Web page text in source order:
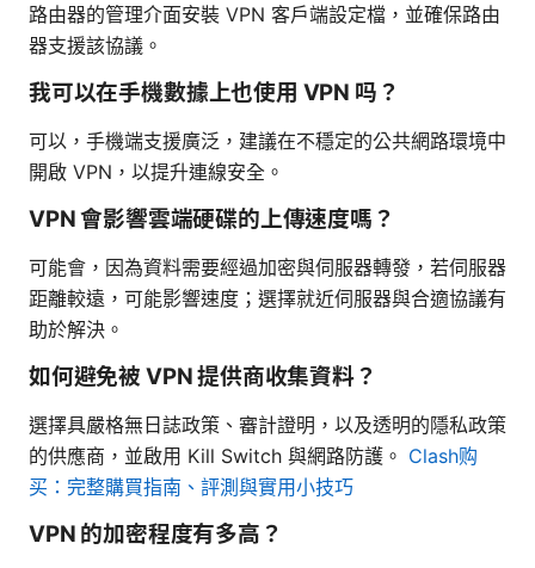
路由器的管理介面安裝 VPN 客戶端設定檔，並確保路由
器支援該協議。
我可以在手機數據上也使用 VPN 吗？
可以，手機端支援廣泛，建議在不穩定的公共網路環境中
開啟 VPN，以提升連線安全。
VPN 會影響雲端硬碟的上傳速度嗎？
可能會，因為資料需要經過加密與伺服器轉發，若伺服器
距離較遠，可能影響速度；選擇就近伺服器與合適協議有
助於解決。
如何避免被 VPN 提供商收集資料？
選擇具嚴格無日誌政策、審計證明，以及透明的隱私政策
的供應商，並啟用 Kill Switch 與網路防護。 Clash购
买：完整購買指南、評測與實用小技巧
VPN 的加密程度有多高？